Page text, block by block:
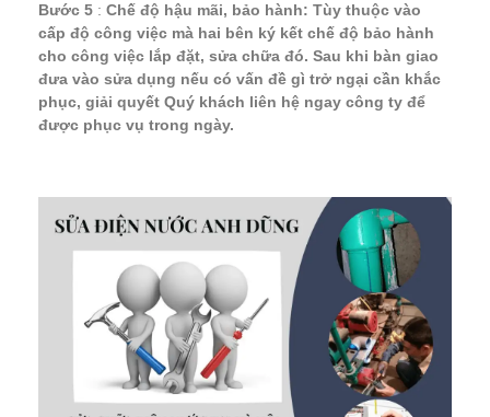
Bước 5 : Chế độ hậu mãi, bảo hành: Tùy thuộc vào
cấp độ công việc mà hai bên ký kết chế độ bảo hành
cho công việc lắp đặt, sửa chữa đó. Sau khi bàn giao
đưa vào sửa dụng nếu có vấn đề gì trở ngại cần khắc
phục, giải quyết Quý khách liên hệ ngay công ty để
được phục vụ trong ngày.